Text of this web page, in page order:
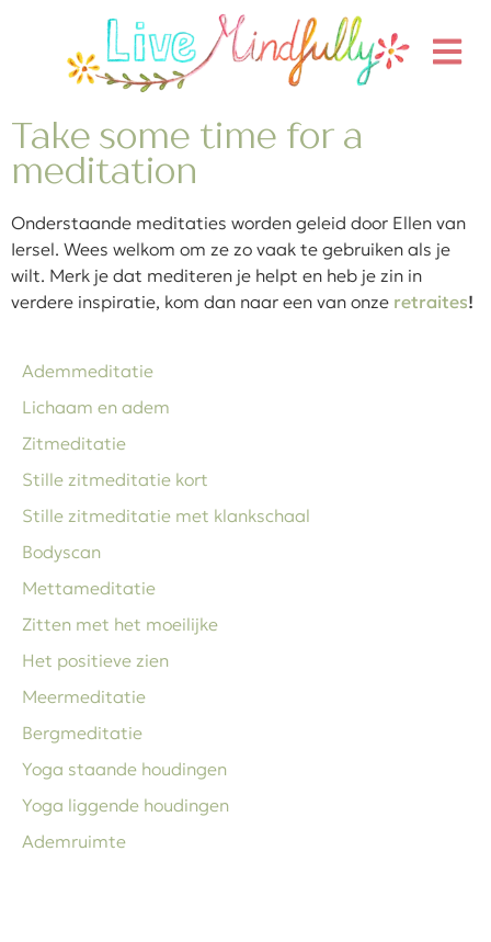
Take some time for a
meditation
Onderstaande meditaties worden geleid door Ellen van
Iersel. Wees welkom om ze zo vaak te gebruiken als je
wilt. Merk je dat mediteren je helpt en heb je zin in
verdere inspiratie, kom dan naar een van onze retraites!
Ademmeditatie
Lichaam en adem
Zitmeditatie
Stille zitmeditatie kort
Stille zitmeditatie met klankschaal
Bodyscan
Mettameditatie
Zitten met het moeilijke
Het positieve zien
Meermeditatie
Bergmeditatie
Yoga staande houdingen
Yoga liggende houdingen
Ademruimte